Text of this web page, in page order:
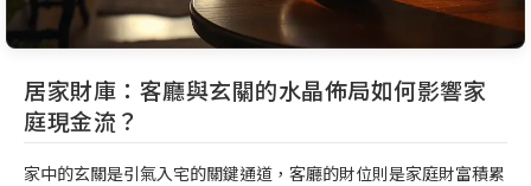
居家財庫：客廳與玄關的水晶佈局如何影響家
庭現金流？
家中的玄關是引氣入宅的關鍵通道，客廳的財位則是家庭財富積累